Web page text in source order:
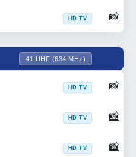
HD TV 📸
41 UHF (634 MHz)
HD TV 📸
HD TV 📸
HD TV 📸